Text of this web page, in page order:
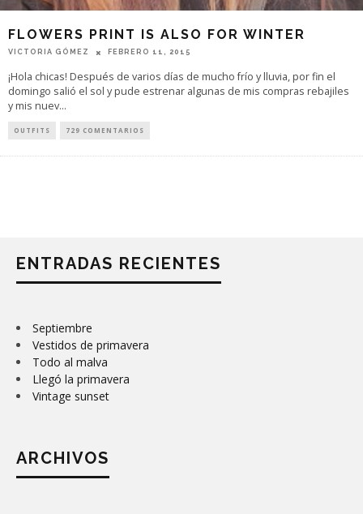
FLOWERS PRINT IS ALSO FOR WINTER
VICTORIA GÓMEZ FEBRERO 11, 2015
¡Hola chicas! Después de varios días de mucho frío y lluvia, por fin el
domingo salió el sol y pude estrenar algunas de mis compras rebajiles
y mis nuev...
OUTFITS 729 COMENTARIOS
ENTRADAS RECIENTES
Septiembre
Vestidos de primavera
Todo al malva
Llegó la primavera
Vintage sunset
ARCHIVOS